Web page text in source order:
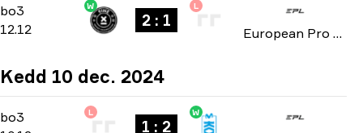
bo3 -bo3
12.12
W
2 : 1
L
European Pro League: Season 21 2024
Kedd 10 dec. 2024
bo3 -bo3
L
1 : 2
W